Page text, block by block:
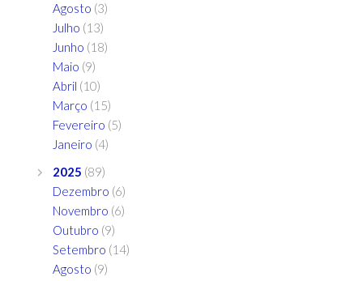
Agosto (3)
Julho (13)
Junho (18)
Maio (9)
Abril (10)
Março (15)
Fevereiro (5)
Janeiro (4)
2025 (89)
Dezembro (6)
Novembro (6)
Outubro (9)
Setembro (14)
Agosto (9)